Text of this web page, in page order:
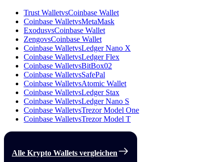
Trust WalletvsCoinbase Wallet
Coinbase WalletvsMetaMask
ExodusvsCoinbase Wallet
ZengovsCoinbase Wallet
Coinbase WalletvsLedger Nano X
Coinbase WalletvsLedger Flex
Coinbase WalletvsBitBox02
Coinbase WalletvsSafePal
Coinbase WalletvsAtomic Wallet
Coinbase WalletvsLedger Stax
Coinbase WalletvsLedger Nano S
Coinbase WalletvsTrezor Model One
Coinbase WalletvsTrezor Model T
Alle Krypto Wallets vergleichen